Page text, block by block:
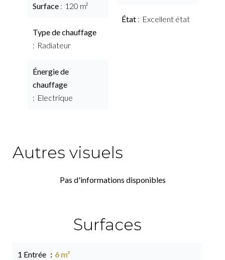
Surface 120 m²
Type de chauffage
Radiateur
Énergie de
chauffage
Electrique
État Excellent état
Autres visuels
Pas d'informations disponibles
Surfaces
1 Entrée 6 m²